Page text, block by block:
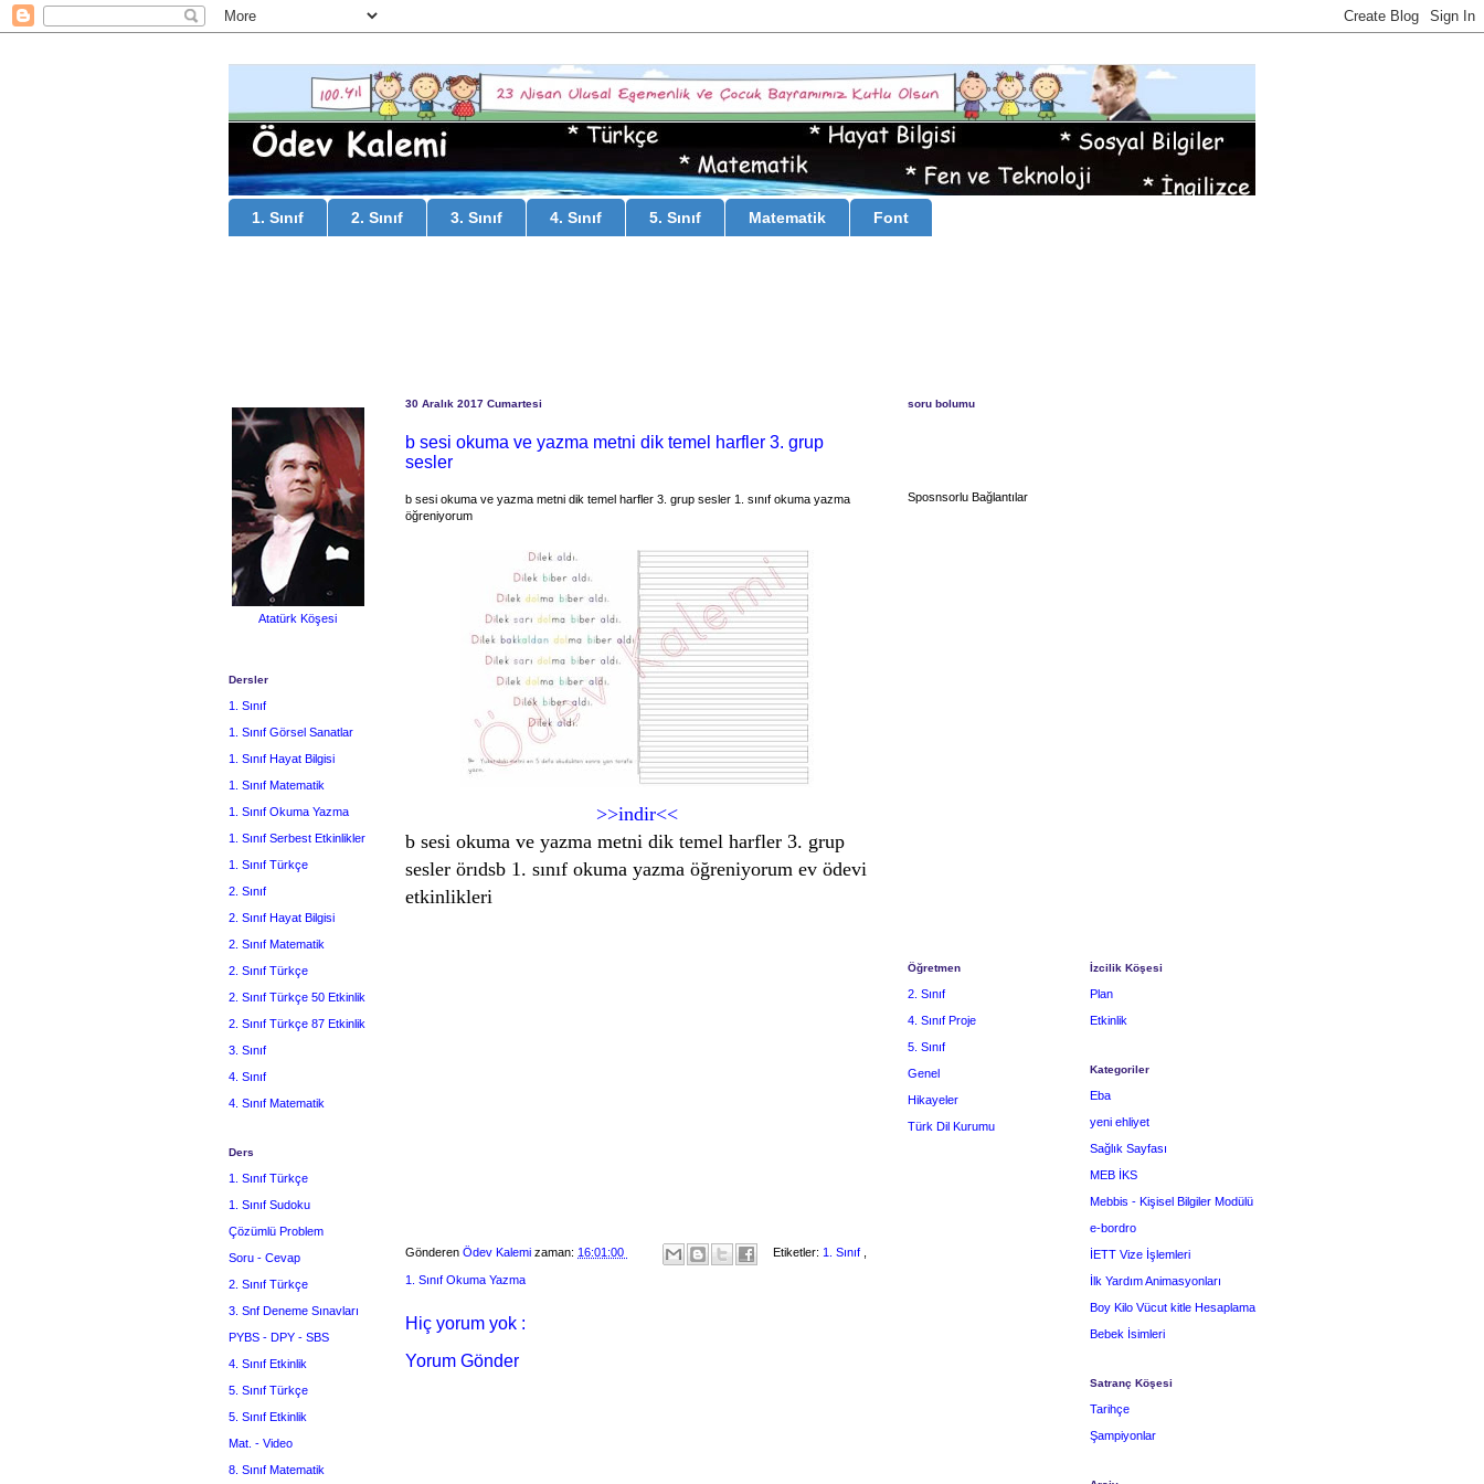
1. Sınıf 2. Sınıf 3. Sınıf 4. Sınıf 5. Sınıf Matematik Font
30 Aralık 2017 Cumartesi
b sesi okuma ve yazma metni dik temel harfler 3. grup
sesler
b sesi okuma ve yazma metni dik temel harfler 3. grup sesler 1. sınıf okuma yazma
öğreniyorum
>>indir<<
b sesi okuma ve yazma metni dik temel harfler 3. grup
sesler örıdsb 1. sınıf okuma yazma öğreniyorum ev ödevi
etkinlikleri
Gönderen Ödev Kalemi zaman: 16:01:00 Etiketler: 1. Sınıf
1. Sınıf Okuma Yazma
Hiç yorum yok :
Yorum Gönder
Atatürk Köşesi
Dersler
1. Sınıf
1. Sınıf Görsel Sanatlar
1. Sınıf Hayat Bilgisi
1. Sınıf Matematik
1. Sınıf Okuma Yazma
1. Sınıf Serbest Etkinlikler
1. Sınıf Türkçe
2. Sınıf
2. Sınıf Hayat Bilgisi
2. Sınıf Matematik
2. Sınıf Türkçe
2. Sınıf Türkçe 50 Etkinlik
2. Sınıf Türkçe 87 Etkinlik
3. Sınıf
4. Sınıf
4. Sınıf Matematik
Ders
1. Sınıf Türkçe
1. Sınıf Sudoku
Çözümlü Problem
Soru - Cevap
2. Sınıf Türkçe
3. Snf Deneme Sınavları
PYBS - DPY - SBS
4. Sınıf Etkinlik
5. Sınıf Türkçe
5. Sınıf Etkinlik
Mat. - Video
8. Sınıf Matematik
soru bolumu
Sposnsorlu Bağlantılar
Öğretmen
2. Sınıf
4. Sınıf Proje
5. Sınıf
Genel
Hikayeler
Türk Dil Kurumu
İzcilik Köşesi
Plan
Etkinlik
Kategoriler
Eba
yeni ehliyet
Sağlık Sayfası
MEB İKS
Mebbis - Kişisel Bilgiler Modülü
e-bordro
İETT Vize İşlemleri
İlk Yardım Animasyonları
Boy Kilo Vücut kitle Hesaplama
Bebek İsimleri
Satranç Köşesi
Tarihçe
Şampiyonlar